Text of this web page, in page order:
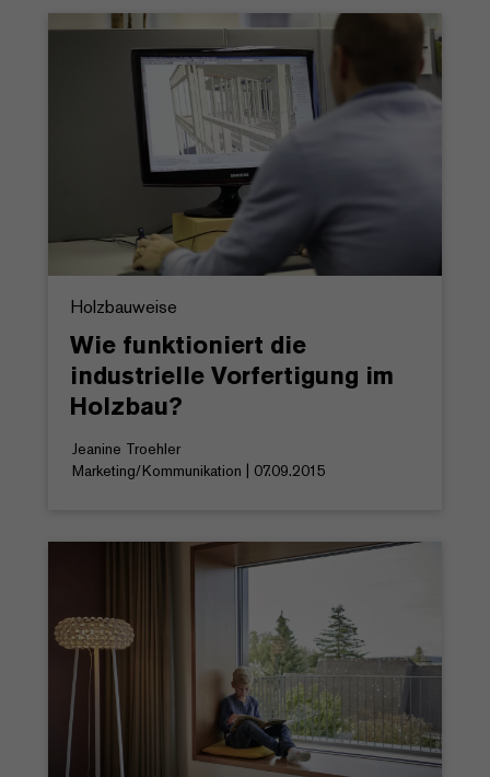
Holzbauweise
Wie funktioniert die
industrielle Vorfertigung im
Holzbau?
Jeanine Troehler
Marketing/Kommunikation | 07.09.2015